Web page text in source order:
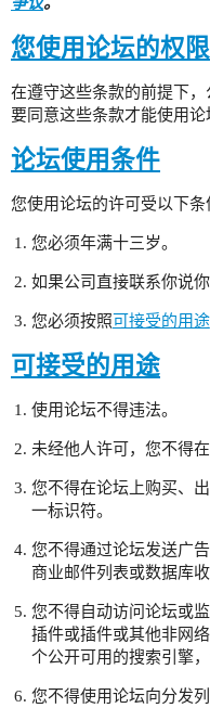
您使用论坛的权限
在遵守这些条款的前提下
要同意这些条款才能使用论
论坛使用条件
您使用论坛的许可受以下条
您必须年满十三岁。
如果公司直接联系你说
您必须按照可接受的用途
可接受的用途
使用论坛不得违法。
未经他人许可，您不得
您不得在论坛上购买、
一标识符。
您不得通过论坛发送广
商业邮件列表或数据库
您不得自动访问论坛或
插件或插件或其他非网
个公开可用的搜索引擎
您不得使用论坛向分发